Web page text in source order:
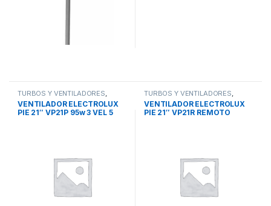
TURBOS Y VENTILADORES
VENTILADOR DE PIE
VENTILADOR ELECTROLUX
PIE 21″ VP21P 95w 3 VEL 5
TURBOS Y VENTILADORES
VENTILADOR DE PIE
VENTILADOR ELECTROLUX
PIE 21″ VP21R REMOTO